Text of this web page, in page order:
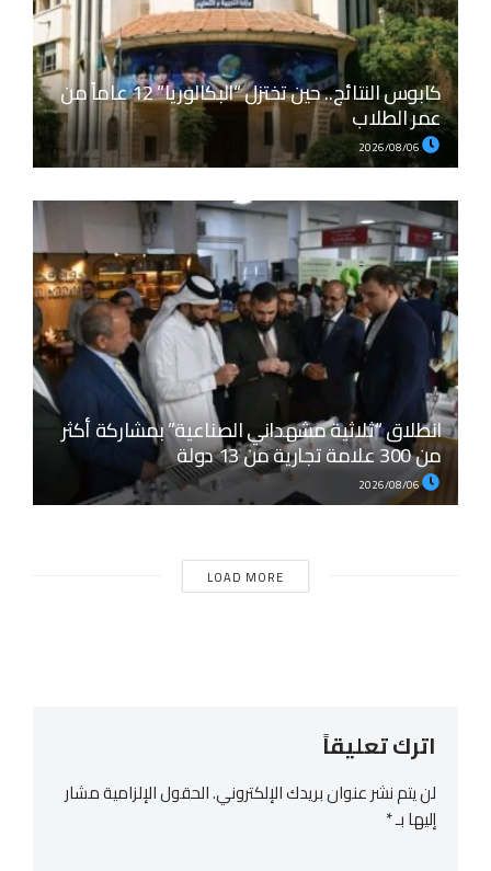
كابوس النتائج.. حين تختزل “البكالوريا” 12 عاماً من
عمر الطلاب
انطلاق “ثلاثية مشهداني الصناعية” بمشاركة أكثر
من 300 علامة تجارية من 13 دولة
2026/08/06
LOAD MORE
اترك تعليقاً
لن يتم نشر عنوان بريدك الإلكتروني.الحقول الإلزامية مشار
إليها بـ*